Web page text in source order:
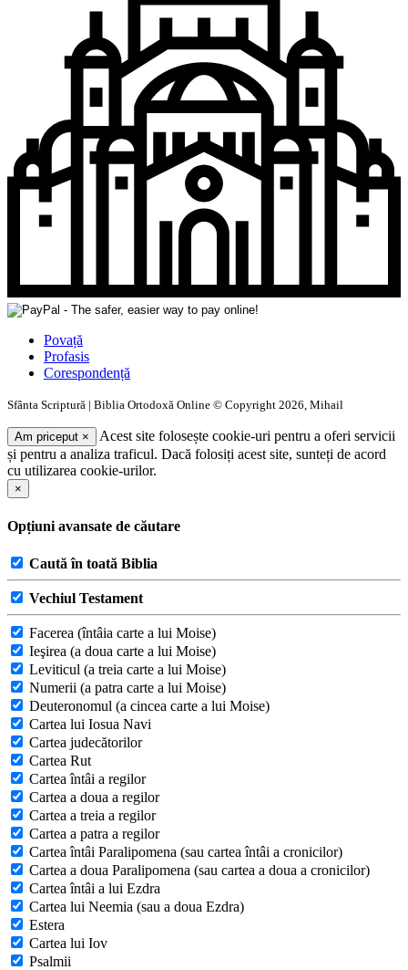
Povață
Profasis
Corespondență
Sfânta Scriptură | Biblia Ortodoxă Online © Copyright 2026, Mihail
Am priceput ×
Acest site folosește cookie-uri pentru a oferi servicii
și pentru a analiza traficul. Dacă folosiți acest site, sunteți de acord
cu utilizarea cookie-urilor.
×
Opțiuni avansate de căutare
Caută în toată Biblia
Vechiul Testament
Facerea (întâia carte a lui Moise)
Ieşirea (a doua carte a lui Moise)
Leviticul (a treia carte a lui Moise)
Numerii (a patra carte a lui Moise)
Deuteronomul (a cincea carte a lui Moise)
Cartea lui Iosua Navi
Cartea judecătorilor
Cartea Rut
Cartea întâi a regilor
Cartea a doua a regilor
Cartea a treia a regilor
Cartea a patra a regilor
Cartea întâi Paralipomena (sau cartea întâi a cronicilor)
Cartea a doua Paralipomena (sau cartea a doua a cronicilor)
Cartea întâi a lui Ezdra
Cartea lui Neemia (sau a doua Ezdra)
Estera
Cartea lui Iov
Psalmii